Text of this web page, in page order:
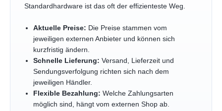
Standardhardware ist das oft der effizienteste Weg.
Aktuelle Preise: Die Preise stammen vom
jeweiligen externen Anbieter und können sich
kurzfristig ändern.
Schnelle Lieferung: Versand, Lieferzeit und
Sendungsverfolgung richten sich nach dem
jeweiligen Händler.
Flexible Bezahlung: Welche Zahlungsarten
möglich sind, hängt vom externen Shop ab.